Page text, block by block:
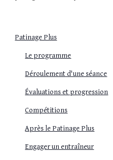
Patinage Plus
Le programme
Déroulement d'une séance
Évaluations et progression
Compétitions
Après le Patinage Plus
Engager un entraîneur